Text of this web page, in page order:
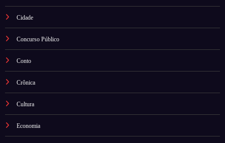
Cidade
Concurso Público
Conto
Crônica
Cultura
Economia